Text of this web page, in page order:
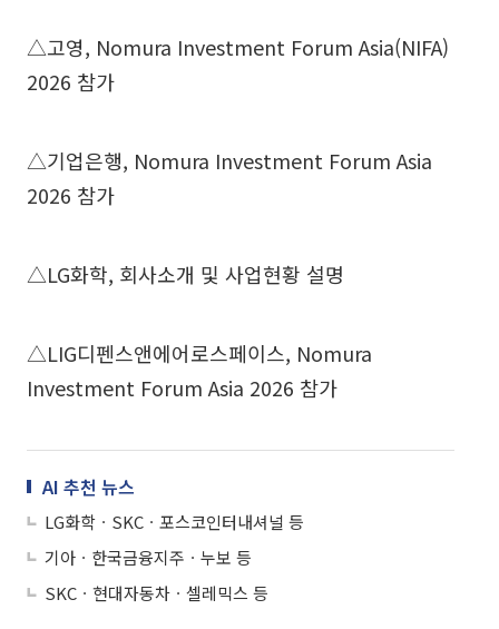
△고영, Nomura Investment Forum Asia(NIFA)
2026 참가
△기업은행, Nomura Investment Forum Asia
2026 참가
△LG화학, 회사소개 및 사업현황 설명
△LIG디펜스앤에어로스페이스, Nomura
Investment Forum Asia 2026 참가
AI 추천 뉴스
LG화학ㆍSKCㆍ포스코인터내셔널 등
기아ㆍ한국금융지주ㆍ누보 등
SKCㆍ현대자동차ㆍ셀레믹스 등